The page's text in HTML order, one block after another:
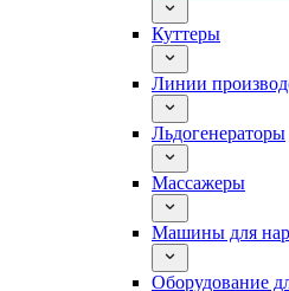
Куттеры
Линии
Льдогенераторы
Массажеры
Машины для
Оборудование